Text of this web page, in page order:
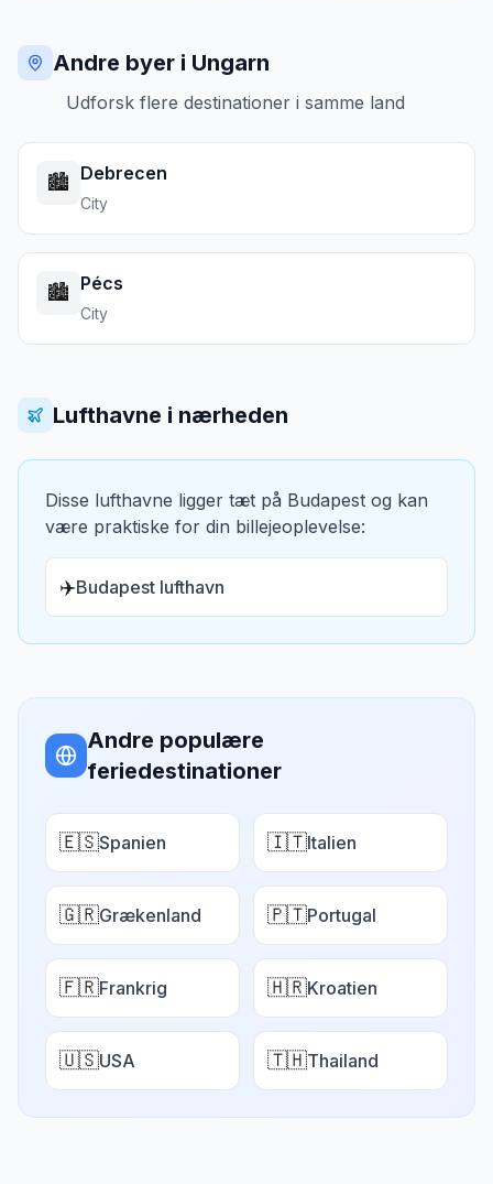
Andre byer i Ungarn
Udforsk flere destinationer i samme land
🏙️ Debrecen
City
🏙️ Pécs
City
Lufthavne i nærheden
Disse lufthavne ligger tæt på Budapest og kan
være praktiske for din billejeoplevelse:
✈️Budapest lufthavn
Andre populære
feriedestinationer
🇪🇸Spanien 🇮🇹Italien
🇬🇷Grækenland 🇵🇹Portugal
🇫🇷Frankrig 🇭🇷Kroatien
🇺🇸USA 🇹🇭Thailand